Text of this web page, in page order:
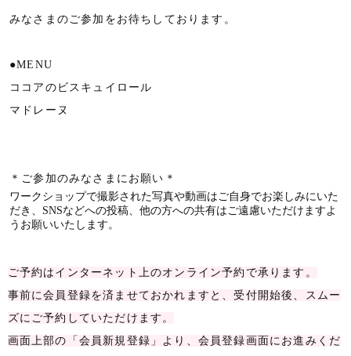
みなさまのご参加をお待ちしております。
●MENU
ココアのビスキュイロール
マドレーヌ
＊ご参加のみなさまにお願い＊
ワークショップで撮影された写真や動画はご自身でお楽しみにいた
だき、SNSなどへの投稿、他の方への共有はご遠慮いただけますよ
うお願いいたします。
ご予約はインターネット上のオンライン予約で承ります。
事前に会員登録を済ませておかれますと、受付開始後、スムー
ズにご予約していただけます。
画面上部の「会員新規登録」より、会員登録画面にお進みくだ